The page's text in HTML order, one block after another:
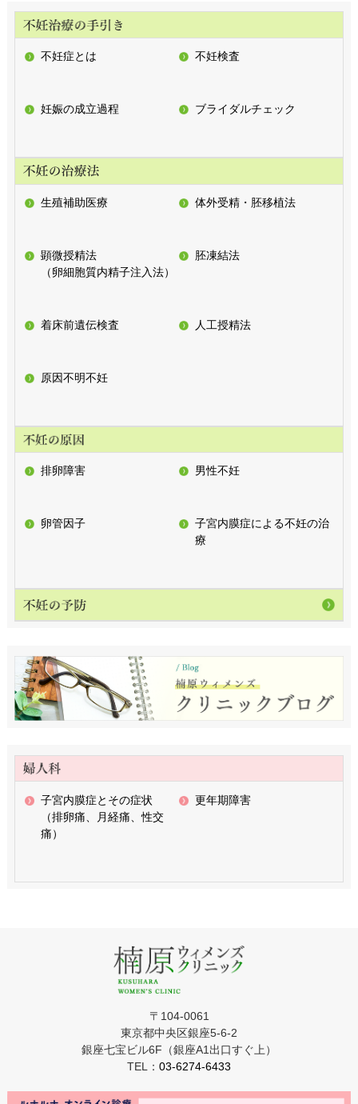
不妊症とは 不妊検査
妊娠の成立過程 ブライダルチェック
生殖補助医療 体外受精・胚移植法
顕微授精法
（卵細胞質内精子注入法）
胚凍結法
着床前遺伝検査 人工授精法
原因不明不妊
排卵障害 男性不妊
卵管因子
子宮内膜症による不妊の治
療
子宮内膜症とその症状
（排卵痛、月経痛、性交
痛）
更年期障害
〒104-0061
東京都中央区銀座5-6-2
銀座七宝ビル6F（銀座A1出口すぐ上）
TEL： 03-6274-6433